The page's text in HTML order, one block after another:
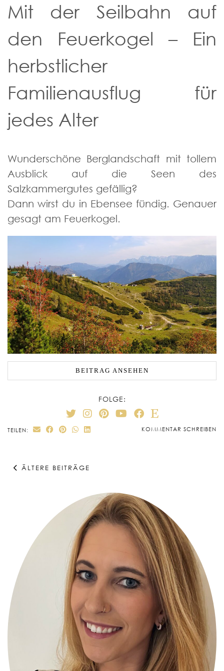
Mit der Seilbahn auf
den Feuerkogel – Ein
herbstlicher
Familienausflug für
jedes Alter
Wunderschöne Berglandschaft mit tollem
Ausblick auf die Seen des
Salzkammergutes gefällig?
Dann wirst du in Ebensee fündig. Genauer
gesagt am Feuerkogel.
BEITRAG ANSEHEN
FOLGE:
TEILEN: KOMMENTAR SCHREIBEN
ÄLTERE BEITRÄGE